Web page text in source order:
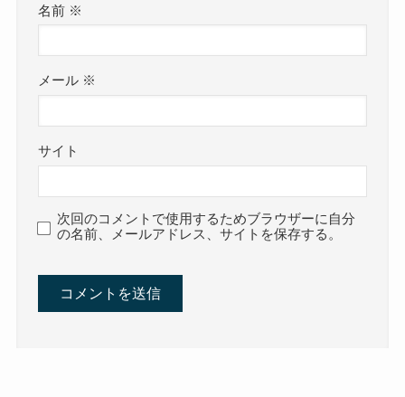
名前 ※
メール ※
サイト
次回のコメントで使用するためブラウザーに自分
の名前、メールアドレス、サイトを保存する。